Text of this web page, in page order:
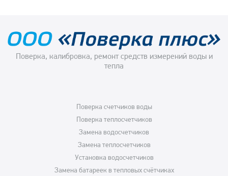
Поверка, калибровка, ремонт средств измерений воды и
тепла
Поверка счетчиков воды
Поверка теплосчетчиков
Замена водосчетчиков
Замена теплосчетчиков
Установка водосчетчиков
Замена батареек в тепловых счётчиках